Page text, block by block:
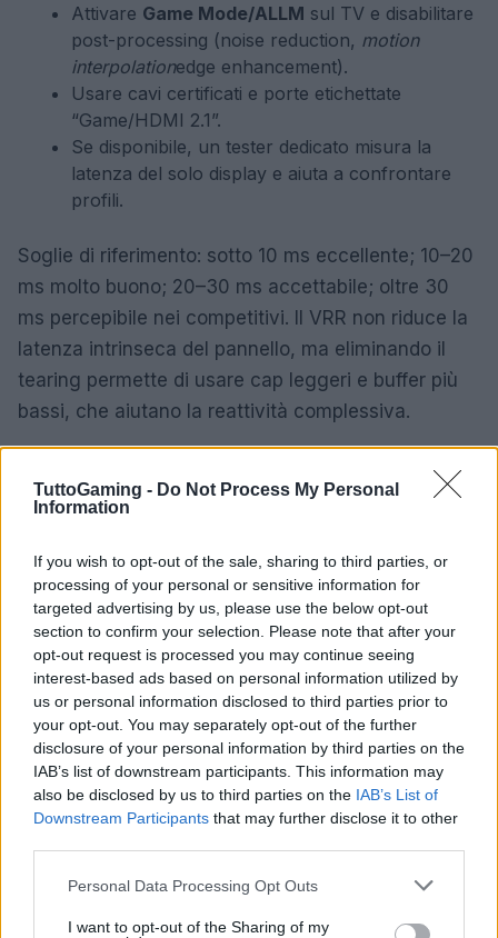
TuttoGaming - Do Not Process My Personal
Information
If you wish to opt-out of the sale, sharing to third parties, or
processing of your personal or sensitive information for
targeted advertising by us, please use the below opt-out
section to confirm your selection. Please note that after your
opt-out request is processed you may continue seeing
interest-based ads based on personal information utilized by
us or personal information disclosed to third parties prior to
your opt-out. You may separately opt-out of the further
disclosure of your personal information by third parties on the
IAB’s list of downstream participants. This information may
also be disclosed by us to third parties on the IAB’s List of
Downstream Participants that may further disclose it to other
Please note that this website/app uses one or more Google
not limited to your visit or usage behaviour. You may click to
Personal Data Processing Opt Outs
I want to opt-out of the Sharing of my
Attivare Game Mode/ALLM sul TV e disabilitare
post-processing (noise reduction, motion
interpolationedge enhancement).
Usare cavi certificati e porte etichettate
“Game/HDMI 2.1”.
Se disponibile, un tester dedicato misura la
latenza del solo display e aiuta a confrontare
profili.
Soglie di riferimento: sotto 10 ms eccellente; 10–20
ms molto buono; 20–30 ms accettabile; oltre 30
ms percepibile nei competitivi. Il VRR non riduce la
latenza intrinseca del pannello, ma eliminando il
tearing permette di usare cap leggeri e buffer più
bassi, che aiutano la reattività complessiva.
LG OLED serie C (C1/C2/C3)
Alto,VRROn, 120 Hz,Black LevelAuto. Nitidezza
10–15/100,TruMotionOff, BFI disattivato sopra 60
Hz. In-game HDR: cursore alte luci finché il pattern
scompare e poi indietro di 1–2 click. Se compaiono
aloni grigi, ridurre leggermente ilshadow detaildel
gioco. Cap consigliato 117 fps per 120 Hz.
Samsung Neo QLED QN90B/QN90CModalità
Gioco,Game HDROn,Contrast Enhancer Off,VRR
On, 120 Hz,Local DimmingAlto. Nitidezza 0–5,
riduzione rumore Off,
Game Motion Plus
Off. HDR